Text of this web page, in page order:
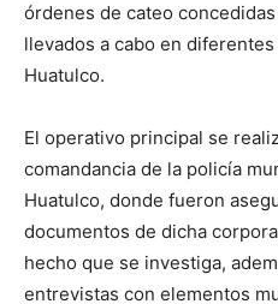
órdenes de cateo
llevados a cabo en
Huatulco.
El operativo principal se
comandancia de la policía
Huatulco, donde fueron
documentos de dicha
hecho que se investiga,
entrevistas con elementos